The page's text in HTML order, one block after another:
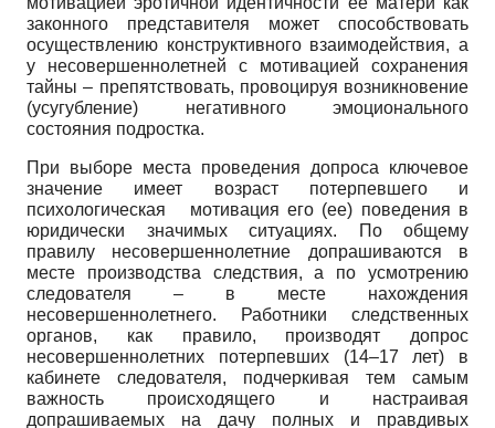
законного представителя может способствовать
осуществлению конструктивного взаимодействия, а
у несовершеннолетней с мотивацией сохранения
тайны – препятствовать, провоцируя возникновение
(усугубление) негативного эмоционального
состояния подростка.
При выборе места проведения допроса ключевое
значение имеет возраст потерпевшего и
психологическая мотивация его (ее) поведения в
юридически значимых ситуациях. По общему
правилу несовершеннолетние допрашиваются в
месте производства следствия, а по усмотрению
следователя – в месте нахождения
несовершеннолетнего. Работники следственных
органов, как правило, производят допрос
несовершеннолетних потерпевших (14–17 лет) в
кабинете следователя, подчеркивая тем самым
важность происходящего и настраивая
допрашиваемых на дачу полных и правдивых